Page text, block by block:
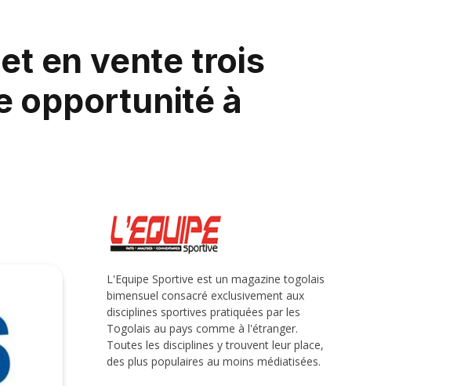
en vente trois
opportunité à
L'Equipe Sportive est un magazine togolais
bimensuel consacré exclusivement aux
disciplines sportives pratiquées par les
Togolais au pays comme à l'étranger.
Toutes les disciplines y trouvent leur place,
des plus populaires au moins médiatisées.